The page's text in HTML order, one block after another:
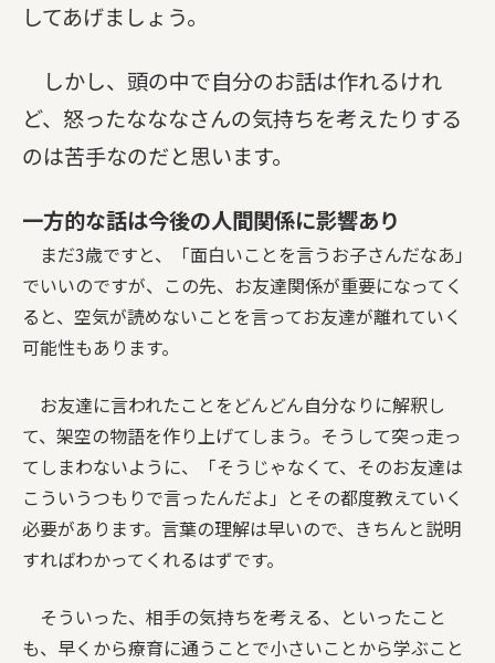
してあげましょう。
しかし、頭の中で自分のお話は作れるけれ
ど、怒ったなななさんの気持ちを考えたりする
のは苦手なのだと思います。
一方的な話は今後の人間関係に影響あり
まだ3歳ですと、「面白いことを言うお子さんだなあ」
でいいのですが、この先、お友達関係が重要になってく
ると、空気が読めないことを言ってお友達が離れていく
可能性もあります。
お友達に言われたことをどんどん自分なりに解釈し
て、架空の物語を作り上げてしまう。そうして突っ走っ
てしまわないように、「そうじゃなくて、そのお友達は
こういうつもりで言ったんだよ」とその都度教えていく
必要があります。言葉の理解は早いので、きちんと説明
すればわかってくれるはずです。
そういった、相手の気持ちを考える、といったこと
も、早くから療育に通うことで小さいことから学ぶこと